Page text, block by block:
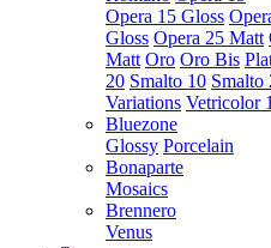
Opera 15 Gloss
Gloss Opera 25 Matt
Matt Oro Oro Bis
20 Smalto 10 Smalto
Variations Vetricolor
Bluezone
Glossy Porcelain
Bonaparte
Mosaics
Brennero
Venus